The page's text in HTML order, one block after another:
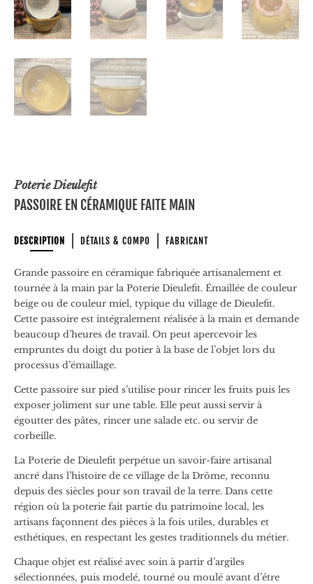
Poterie Dieulefit
PASSOIRE EN CÉRAMIQUE FAITE MAIN
DESCRIPTION DÉTAILS & COMPO FABRICANT
Grande passoire en céramique fabriquée artisanalement et
tournée à la main par la Poterie Dieulefit. Émaillée de couleur
beige ou de couleur miel, typique du village de Dieulefit.
Cette passoire est intégralement réalisée à la main et demande
beaucoup d’heures de travail. On peut apercevoir les
empruntes du doigt du potier à la base de l’objet lors du
processus d’émaillage.
Cette passoire sur pied s’utilise pour rincer les fruits puis les
exposer joliment sur une table. Elle peut aussi servir à
égoutter des pâtes, rincer une salade etc. ou servir de
corbeille.
La Poterie de Dieulefit perpétue un savoir-faire artisanal
ancré dans l’histoire de ce village de la Drôme, reconnu
depuis des siècles pour son travail de la terre. Dans cette
région où la poterie fait partie du patrimoine local, les
artisans façonnent des pièces à la fois utiles, durables et
esthétiques, en respectant les gestes traditionnels du métier.
Chaque objet est réalisé avec soin à partir d’argiles
sélectionnées, puis modelé, tourné ou moulé avant d’être